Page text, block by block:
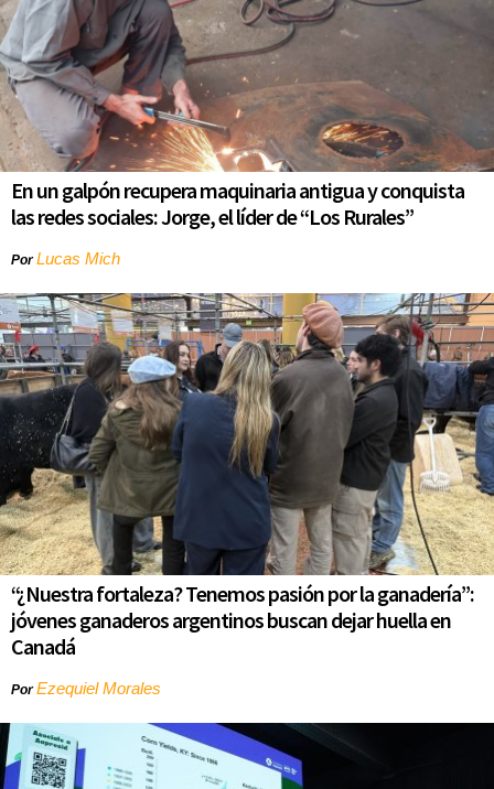
En un galpón recupera maquinaria antigua y conquista
las redes sociales: Jorge, el líder de “Los Rurales”
PorLucas Mich
“¿Nuestra fortaleza? Tenemos pasión por la ganadería”:
jóvenes ganaderos argentinos buscan dejar huella en
Canadá
PorEzequiel Morales